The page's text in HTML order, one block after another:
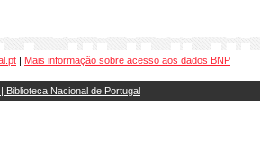
| Mais informação sobre acesso aos dados BNP
Biblioteca Nacional de Portugal